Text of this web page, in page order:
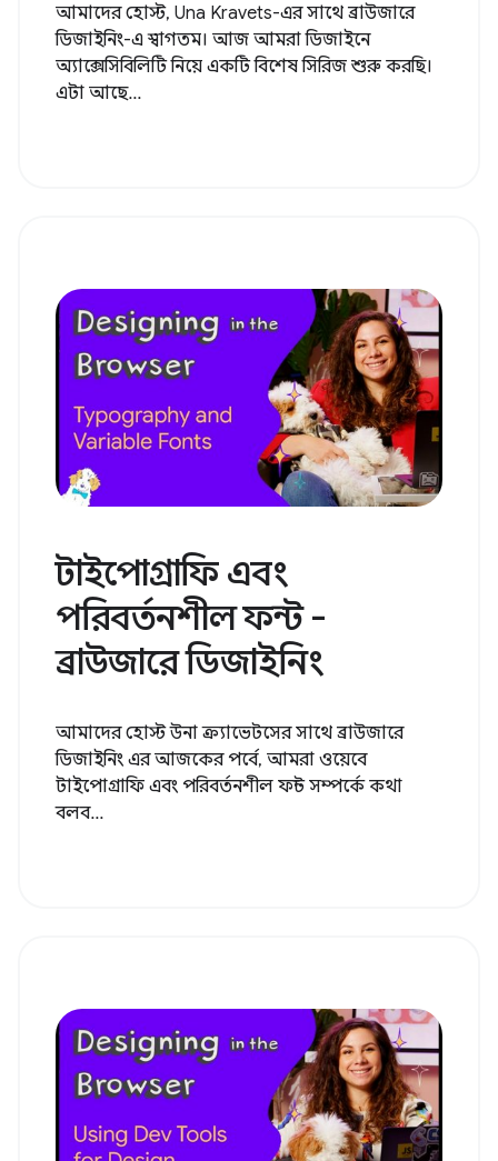
আমাদের হোস্ট, Una Kravets-এর সাথে ব্রাউজারে
ডিজাইনিং-এ স্বাগতম। আজ আমরা ডিজাইনে
অ্যাক্সেসিবিলিটি নিয়ে একটি বিশেষ সিরিজ শুরু করছি।
এটা আছে...
টাইপোগ্রাফি এবং
পরিবর্তনশীল ফন্ট -
ব্রাউজারে ডিজাইনিং
আমাদের হোস্ট উনা ক্র্যাভেটসের সাথে ব্রাউজারে
ডিজাইনিং এর আজকের পর্বে, আমরা ওয়েবে
টাইপোগ্রাফি এবং পরিবর্তনশীল ফন্ট সম্পর্কে কথা
বলব...